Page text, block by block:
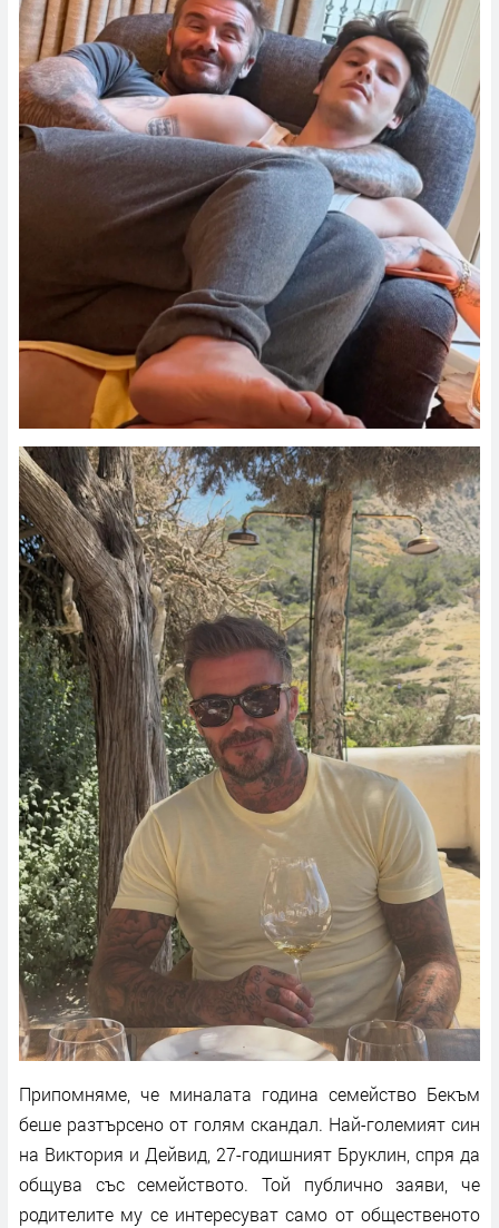
Припомняме, че миналата година семейство Бекъм
беше разтърсено от голям скандал. Най-големият син
на Виктория и Дейвид, 27-годишният Бруклин, спря да
общува със семейството. Той публично заяви, че
родителите му се интересуват само от общественото